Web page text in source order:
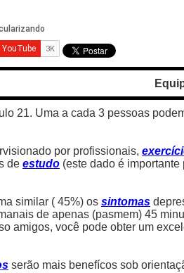
21. Uma a cada 3 pessoas
por profissionais,
de estudo (este dado é
similar ( 45%) os sintomas
de apenas (pasmem) 45
amigos, você pode obter um
serão mais benefícos sob